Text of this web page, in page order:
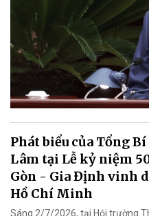
Phát biểu của Tổng
Lâm tại Lễ kỷ niệm
Gòn - Gia Định vinh
Hồ Chí Minh
Sáng 2/7/2026, tại Hội trường